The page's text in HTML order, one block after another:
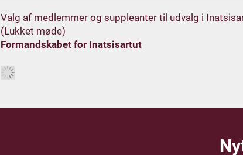
Valg af medlemmer og suppleanter til udvalg i
(Lukket møde)
Formandskabet for Inatsisartut